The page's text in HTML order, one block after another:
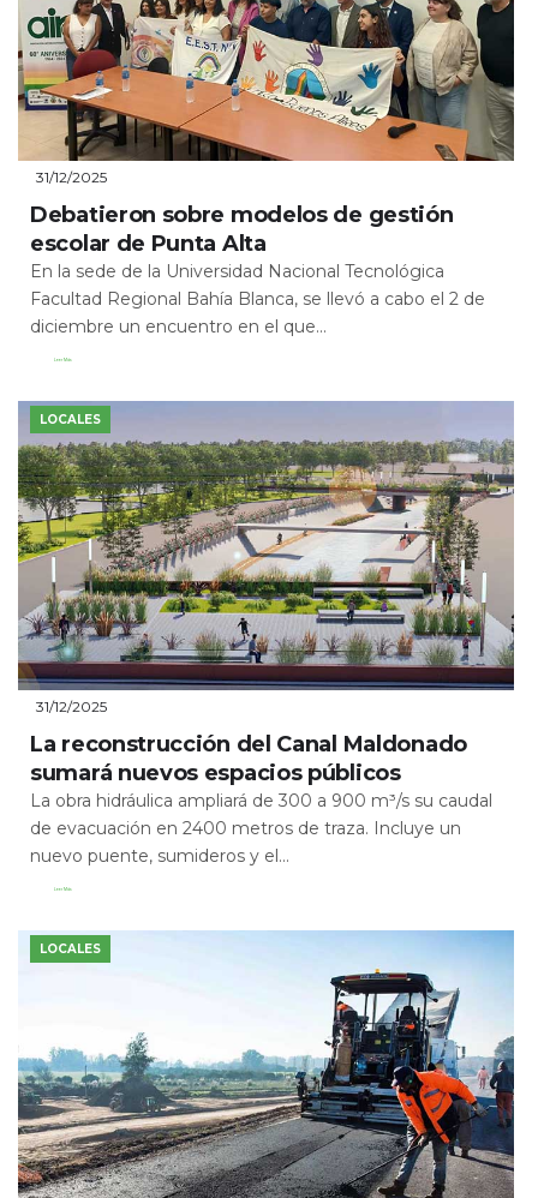
31/12/2025
Debatieron sobre modelos de gestión
escolar de Punta Alta
En la sede de la Universidad Nacional Tecnológica
Facultad Regional Bahía Blanca, se llevó a cabo el 2 de
diciembre un encuentro en el que...
Leer Más
LOCALES
31/12/2025
La reconstrucción del Canal Maldonado
sumará nuevos espacios públicos
La obra hidráulica ampliará de 300 a 900 m³/s su caudal
de evacuación en 2400 metros de traza. Incluye un
nuevo puente, sumideros y el...
Leer Más
LOCALES